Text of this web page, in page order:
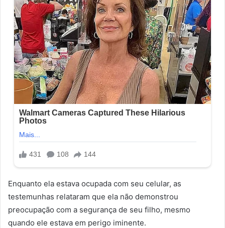
Enquanto ela estava ocupada com seu celular, as
testemunhas relataram que ela não demonstrou
preocupação com a segurança de seu filho, mesmo
quando ele estava em perigo iminente.